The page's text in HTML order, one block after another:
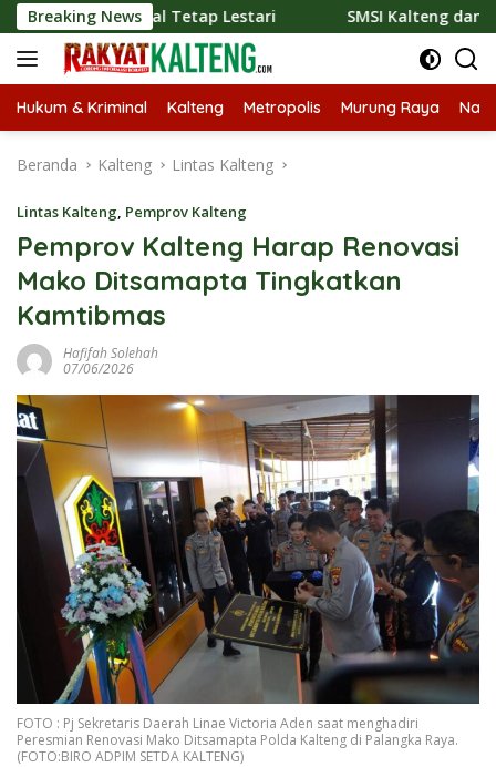
Langsung
ke
konten
Breaking News
Tetap Lestari SMSI Kalteng dan Bidan Sean
Hukum & Kriminal Kalteng Metropolis Murung Raya
Beranda Kalteng Lintas Kalteng
Lintas Kalteng, Pemprov Kalteng
Pemprov Kalteng Harap Renovasi
Mako Ditsamapta Tingkatkan
Kamtibmas
Hafifah Solehah
07/06/2026
FOTO : Pj Sekretaris Daerah Linae Victoria Aden saat menghadiri
Peresmian Renovasi Mako Ditsamapta Polda Kalteng di Palangka Raya.
(FOTO:BIRO ADPIM SETDA KALTENG)